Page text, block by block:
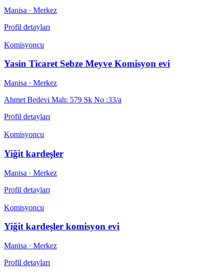
Manisa · Merkez
Profil detayları
Komisyoncu
Yasin Ticaret Sebze Meyve Komisyon evi
Manisa · Merkez
Ahmet Bedevi Mah: 579 Sk No :33/a
Profil detayları
Komisyoncu
Yiğit kardeşler
Manisa · Merkez
Profil detayları
Komisyoncu
Yiğit kardeşler komisyon evi
Manisa · Merkez
Profil detayları